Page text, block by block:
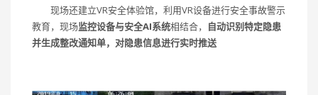
现场还建立VR安全体验馆，利用VR设备进行安全事故警示
教育，现场监控设备与安全AI系统相结合， 自动识别特定隐患
并生成整改通知单， 对隐患信息进行实时推送